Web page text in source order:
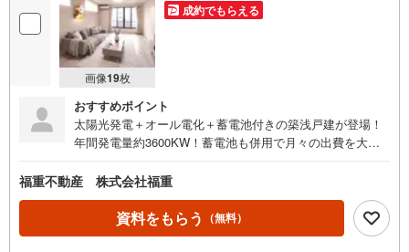
画像19枚
成約でもらえる
おすすめポイント
太陽光発電＋オール電化＋蓄電池付きの築浅戸建が登場！
年間発電量約3600KW！蓄電池も併用で月々の出費を大き
ーン実施中！10月末まで！購入者向けに、家電設備の機器
保証を無償でお付けします！住宅ローン減税についても遠
慮なくご質問ください！経験豊富なプロがお客様の不安や
疑問をスッキリ解消いたします。圧倒的なスピード感と適
福重不動産 株式会社福重
資料をもらう （無料）